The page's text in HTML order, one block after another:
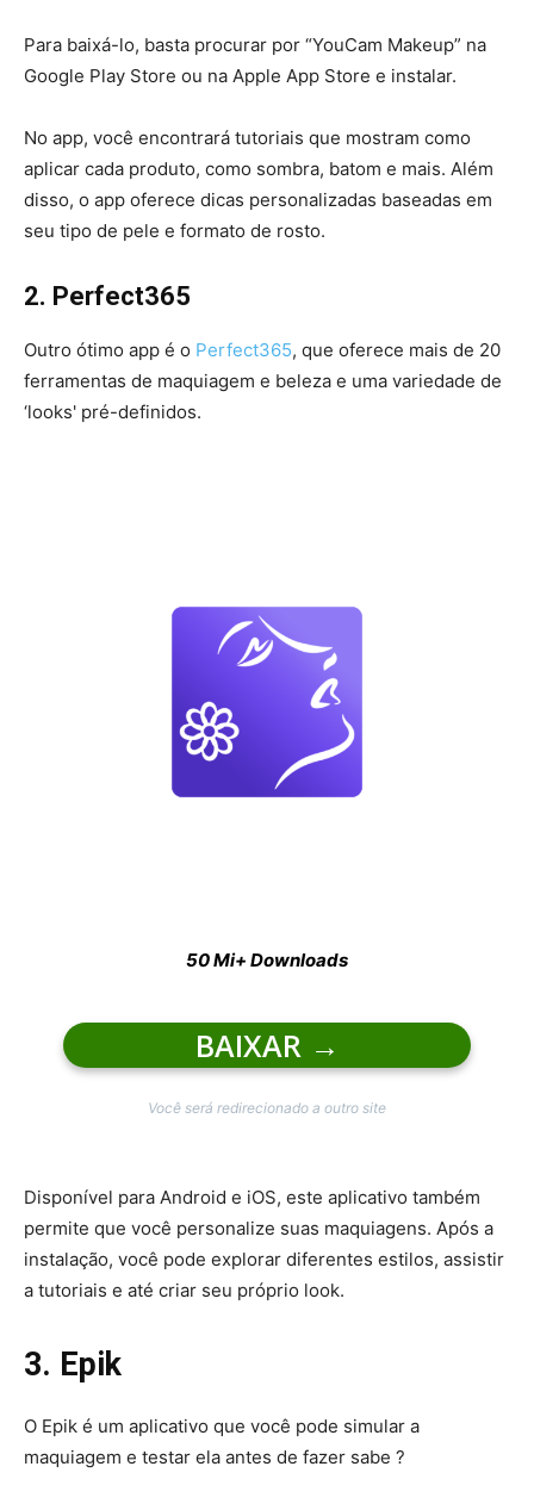
Para baixá-lo, basta procurar por “YouCam Makeup” na
Google Play Store ou na Apple App Store e instalar.
No app, você encontrará tutoriais que mostram como
aplicar cada produto, como sombra, batom e mais. Além
disso, o app oferece dicas personalizadas baseadas em
seu tipo de pele e formato de rosto.
2. Perfect365
Outro ótimo app é o Perfect365, que oferece mais de 20
ferramentas de maquiagem e beleza e uma variedade de
‘looks' pré-definidos.
50 Mi+ Downloads
BAIXAR →
Você será redirecionado a outro site
Disponível para Android e iOS, este aplicativo também
permite que você personalize suas maquiagens. Após a
instalação, você pode explorar diferentes estilos, assistir
a tutoriais e até criar seu próprio look.
3. Epik
O Epik é um aplicativo que você pode simular a
maquiagem e testar ela antes de fazer sabe ?